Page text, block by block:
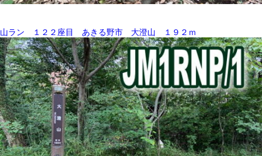
山ラン １２２座目 あきる野市 大澄山 １９２ｍ